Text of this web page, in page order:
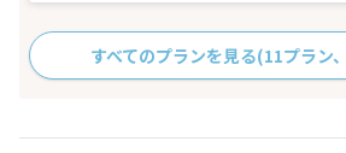
すべてのプランを見る(11プラン